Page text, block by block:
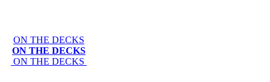
ON THE DECKS
ON THE DECKS
ON THE DECKS